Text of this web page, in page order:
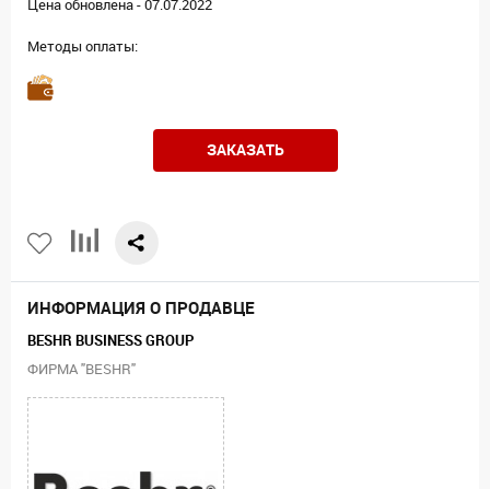
Цена обновлена - 07.07.2022
Методы оплаты:
ЗАКАЗАТЬ
ИНФОРМАЦИЯ О ПРОДАВЦЕ
BESHR BUSINESS GROUP
ФИРМА "BESHR"